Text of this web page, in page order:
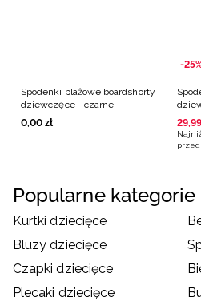
Spodenki plażowe boardshorty
dziewczęce - czarne
0,00 zł
-
29,99
Popularne kategorie
Kurtki dziecięce
Bluzy dziecięce
Czapki dziecięce
Plecaki dziecięce